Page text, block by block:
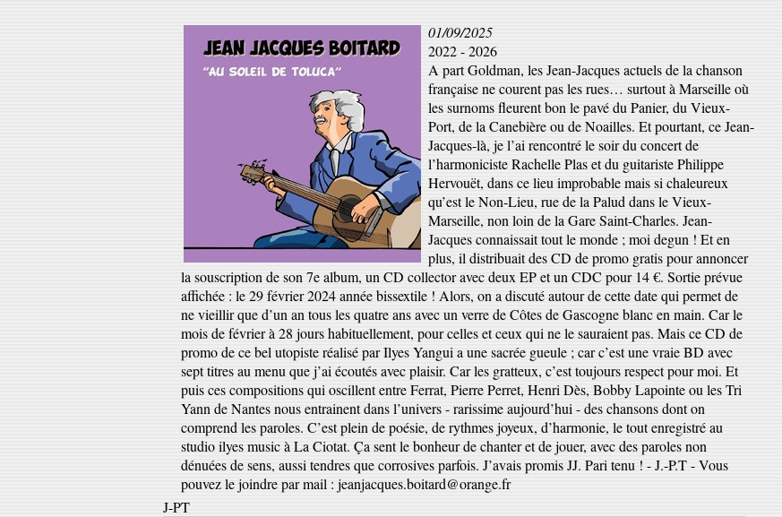
01/09/2025
2022 - 2026
A part Goldman, les Jean-Jacques actuels de la chanson
française ne courent pas les rues… surtout à Marseille où
les surnoms fleurent bon le pavé du Panier, du Vieux-
Port, de la Canebière ou de Noailles. Et pourtant, ce Jean-
Jacques-là, je l’ai rencontré le soir du concert de
l’harmoniciste Rachelle Plas et du guitariste Philippe
Hervouët, dans ce lieu improbable mais si chaleureux
qu’est le Non-Lieu, rue de la Palud dans le Vieux-
Marseille, non loin de la Gare Saint-Charles. Jean-
Jacques connaissait tout le monde ; moi degun ! Et en
plus, il distribuait des CD de promo gratis pour annoncer
la souscription de son 7e album, un CD collector avec deux EP et un CDC pour 14 €. Sortie prévue
affichée : le 29 février 2024 année bissextile ! Alors, on a discuté autour de cette date qui permet de
ne vieillir que d’un an tous les quatre ans avec un verre de Côtes de Gascogne blanc en main. Car le
mois de février à 28 jours habituellement, pour celles et ceux qui ne le sauraient pas. Mais ce CD de
promo de ce bel utopiste réalisé par Ilyes Yangui a une sacrée gueule ; car c’est une vraie BD avec
sept titres au menu que j’ai écoutés avec plaisir. Car les gratteux, c’est toujours respect pour moi. Et
puis ces compositions qui oscillent entre Ferrat, Pierre Perret, Henri Dès, Bobby Lapointe ou les Tri
Yann de Nantes nous entrainent dans l’univers - rarissime aujourd’hui - des chansons dont on
comprend les paroles. C’est plein de poésie, de rythmes joyeux, d’harmonie, le tout enregistré au
studio ilyes music à La Ciotat. Ça sent le bonheur de chanter et de jouer, avec des paroles non
dénuées de sens, aussi tendres que corrosives parfois. J’avais promis JJ. Pari tenu ! - J.-P.T - Vous
pouvez le joindre par mail : jeanjacques.boitard@orange.fr
J-PT